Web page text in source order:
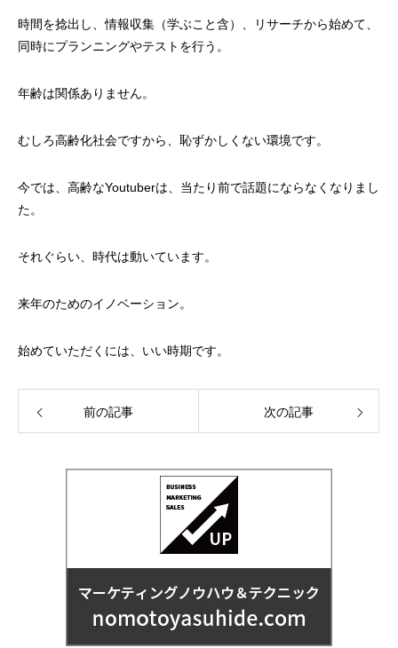
時間を捻出し、情報収集（学ぶこと含）、リサーチから始めて、
同時にプランニングやテストを行う。
年齢は関係ありません。
むしろ高齢化社会ですから、恥ずかしくない環境です。
今では、高齢なYoutuberは、当たり前で話題にならなくなりまし
た。
それぐらい、時代は動いています。
来年のためのイノベーション。
始めていただくには、いい時期です。
前の記事 次の記事